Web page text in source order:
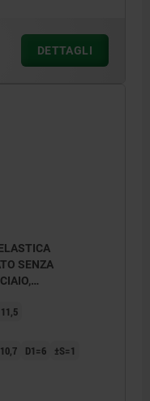
DETTAGLI
SENZA
D1=6
±S=1